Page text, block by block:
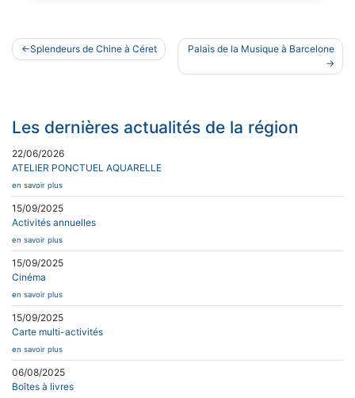
Navigation
de
Splendeurs de Chine à Céret Palais de la Musique à Barcelone
Les dernières actualités de la région
22/06/2026
ATELIER PONCTUEL AQUARELLE
en savoir plus
15/09/2025
Activités annuelles
en savoir plus
15/09/2025
Cinéma
en savoir plus
15/09/2025
Carte multi-activités
en savoir plus
06/08/2025
Boîtes à livres